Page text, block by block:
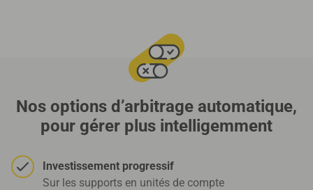
Nos options d’arbitrage automatique,
pour gérer plus intelligemment
Investissement progressif
Sur les supports en unités de compte